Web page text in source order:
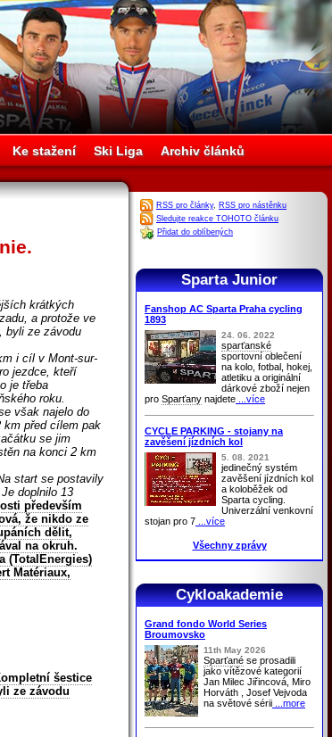
Ke stažení Ski Liga Archiv článků
krátkých
a protože ve
byli ze závodu
i cíl v Mont-sur-
jezdce, kteří
je třeba
roku.
však najelo do
km před cílem pak
se jim
na konci 2 km
start se postavily
doplnilo 13
především
že nikdo ze
dělit,
na okruh.
(TotalEnergies)
Matériaux,
šestice
ze závodu
RSS pro články, RSS pro nástěnku
Sledujte reakce TOHOTO článku
Přidat do oblíbených
Sparta Junior
Fanshop AC Sparta Praha cycling
1893
24. 06. 2022
sparťanské
sportovní oblečení
na kolo, fotbal, hokej,
atletiku a originální
dárkové zboží nejen
pro Sparťany najdete ...více
CYCLE PARKING - stojany na
zavěšení jízdních kol
5. 08. 2021
jedinečný systém
zavěšení jízdních kol
a koloběžek od
Sparta cycling.
Univerzální venkovní
stojan pro 7 ...více
Všechny zprávy
Cykloakademie
Grand fondo World Series
Broumovsko
11th May 2026
Sparťané se prosadili
jako vítězové kategorií
Jan Milec Jiřincová, Miro
Horváth , Josef Vejvoda
na světové sérii ...more